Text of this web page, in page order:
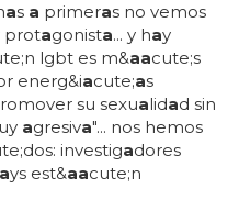
as a primeras no vemos
protagonista... y hay
lgbt es m&aacute;s
energ&iacute;as
su sexualidad sin
agresiva"... nos hemos
investigadores
ays est&aacute;n